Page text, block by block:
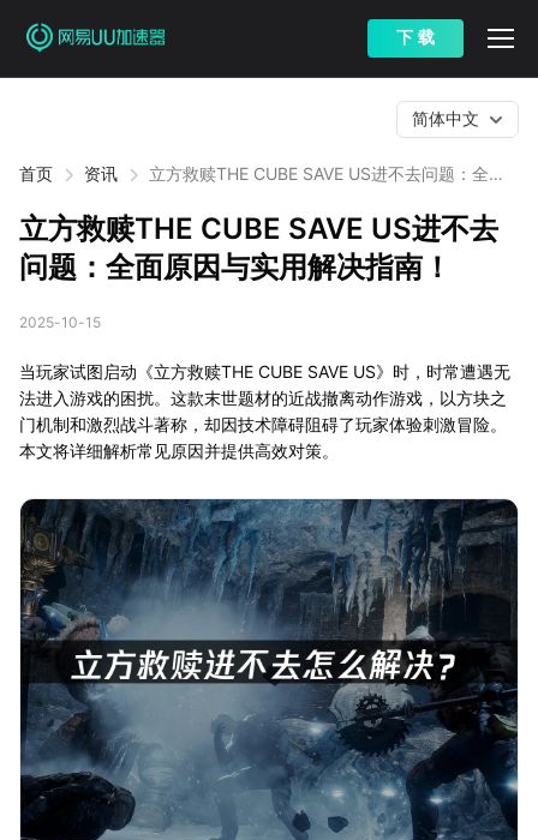
下 载
首页 资讯
立方救赎THE CUBE SAVE US进不去问题：全面
简体中文
立方救赎THE CUBE SAVE US进不去
问题：全面原因与实用解决指南！
2025-10-15
当玩家试图启动《立方救赎THE CUBE SAVE US》时，时常遭遇无
法进入游戏的困扰。这款末世题材的近战撤离动作游戏，以方块之
门机制和激烈战斗著称，却因技术障碍阻碍了玩家体验刺激冒险。
本文将详细解析常见原因并提供高效对策。